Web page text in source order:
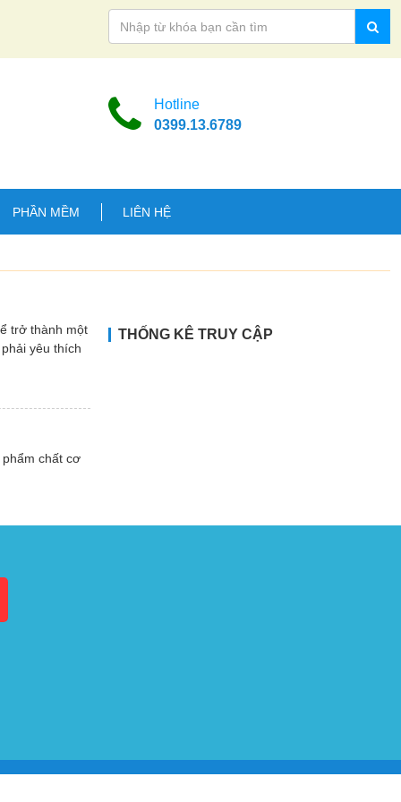
Hotline
0399.13.6789
PHẦN MỀM LIÊN HỆ
trở thành một
yêu thích
chất cơ
THỐNG KÊ TRUY CẬP